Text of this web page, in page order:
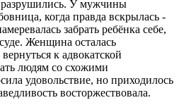
У мужчины
когда правда вскрылась -
забрать ребёнка себе,
Женщина осталась
к адвокатской
людям со схожими
удовольствие, но приходилось
восторжествовала.